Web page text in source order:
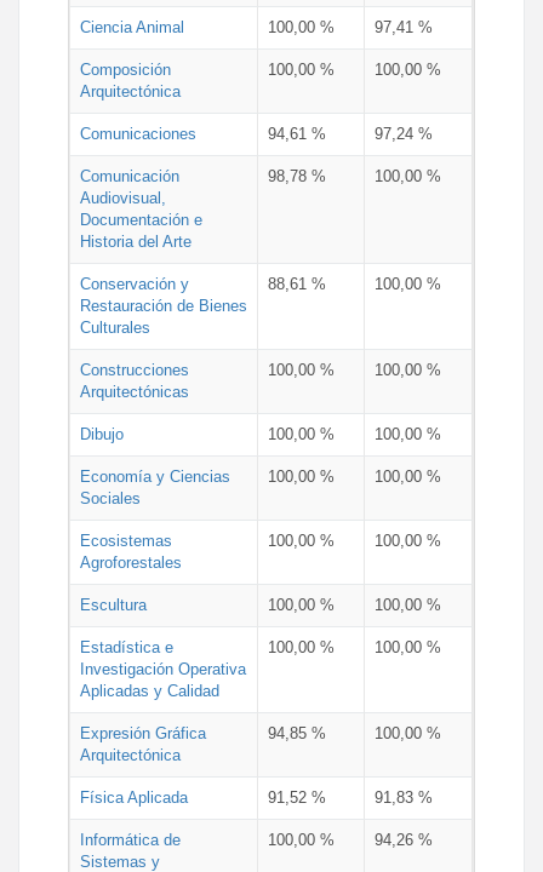
Ciencia Animal 100,00 % 97,41 %
Composición
Arquitectónica
100,00 % 100,00 %
Comunicaciones 94,61 % 97,24 %
Comunicación
Audiovisual,
Documentación e
Historia del Arte
98,78 % 100,00 %
Conservación y
Restauración de Bienes
Culturales
88,61 % 100,00 %
Construcciones
Arquitectónicas
100,00 % 100,00 %
Dibujo 100,00 % 100,00 %
Economía y Ciencias
Sociales
100,00 % 100,00 %
Ecosistemas
Agroforestales
100,00 % 100,00 %
Escultura 100,00 % 100,00 %
Estadística e
Investigación Operativa
Aplicadas y Calidad
100,00 % 100,00 %
Expresión Gráfica
Arquitectónica
94,85 % 100,00 %
Física Aplicada 91,52 % 91,83 %
Informática de
Sistemas y
100,00 % 94,26 %